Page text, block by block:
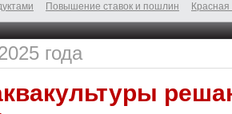
Повышение ставок и пошлин
года